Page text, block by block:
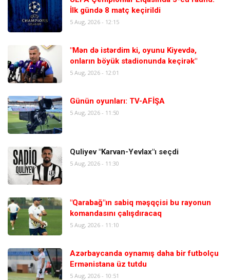
İlk gündə 8 matç keçirildi
5 Aug, 2026 - 12:15
"Mən də istərdim ki, oyunu Kiyevdə,
onların böyük stadionunda keçirək"
5 Aug, 2026 - 12:01
Günün oyunları: TV-AFİŞA
5 Aug, 2026 - 11:50
Quliyev "Karvan-Yevlax"ı seçdi
5 Aug, 2026 - 11:30
"Qarabağ"ın sabiq məşqçisi bu rayonun
komandasını çalışdıracaq
5 Aug, 2026 - 11:10
Azərbaycanda oynamış daha bir futbolçu
Ermənistana üz tutdu
5 Aug, 2026 - 10:51